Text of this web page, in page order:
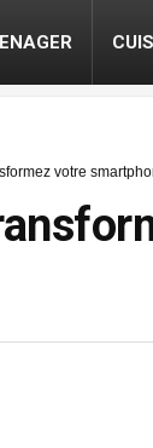
votre